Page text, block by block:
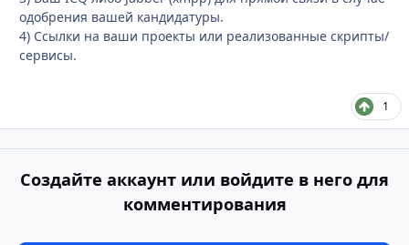
одобрения вашей кандидатуры.
4) Ссылки на ваши проекты или реализованные скрипты/
сервисы.
1
Создайте аккаунт или войдите в него для
комментирования